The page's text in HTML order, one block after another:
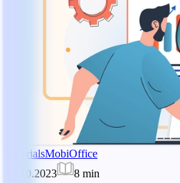
TutorialsMobiOffice
02.10.2023
8 min